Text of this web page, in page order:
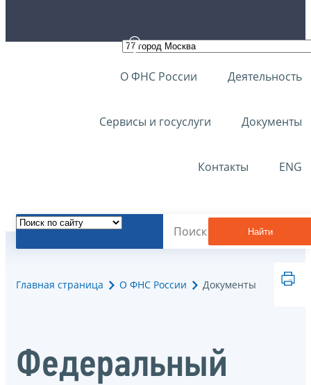
О ФНС России Деятельность
Сервисы и госуслуги Документы
Контакты ENG
Найти
Главная страница О ФНС России Документы
Федеральный